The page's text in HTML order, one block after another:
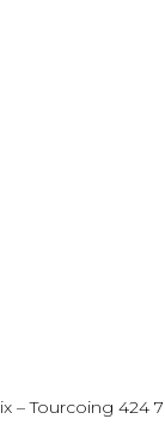
Tourcoing 424